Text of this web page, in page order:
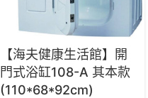
【海夫健康生活館】開
門式浴缸108-A 其本款
(110*68*92cm)